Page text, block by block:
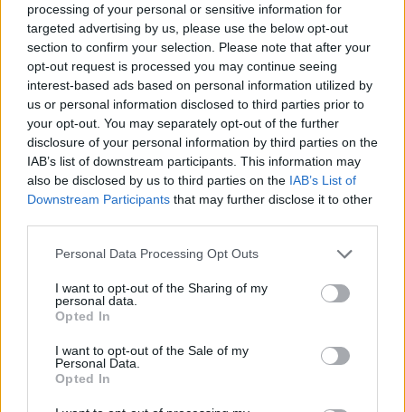
processing of your personal or sensitive information for
targeted advertising by us, please use the below opt-out
section to confirm your selection. Please note that after your
opt-out request is processed you may continue seeing
interest-based ads based on personal information utilized by
us or personal information disclosed to third parties prior to
your opt-out. You may separately opt-out of the further
disclosure of your personal information by third parties on the
IAB’s list of downstream participants. This information may
also be disclosed by us to third parties on the IAB’s List of
Downstream Participants that may further disclose it to other
Personal Data Processing Opt Outs
I want to opt-out of the Sharing of my
personal data.
Opted In
I want to opt-out of the Sale of my
Personal Data.
Opted In
”Det går inte att leva ett
vanligt liv” – därför
lämnar kriminalvårdare
yrket
Av Rahma Khalifa 2025-10-12
Efter 14 år i Kriminalvården bestämde Eric sig
handlade om en arbetskultur präglad av
kompisrekrytering, konflikter och ohållbara
arbetstider som gjorde att han till slut gav
upp.
Börja prenumerera för att läsa detta innehåll.